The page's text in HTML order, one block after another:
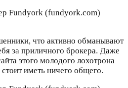
что активно обманывают
за приличного брокера. Даже
этого молодого лохотрона
иметь ничего общего.